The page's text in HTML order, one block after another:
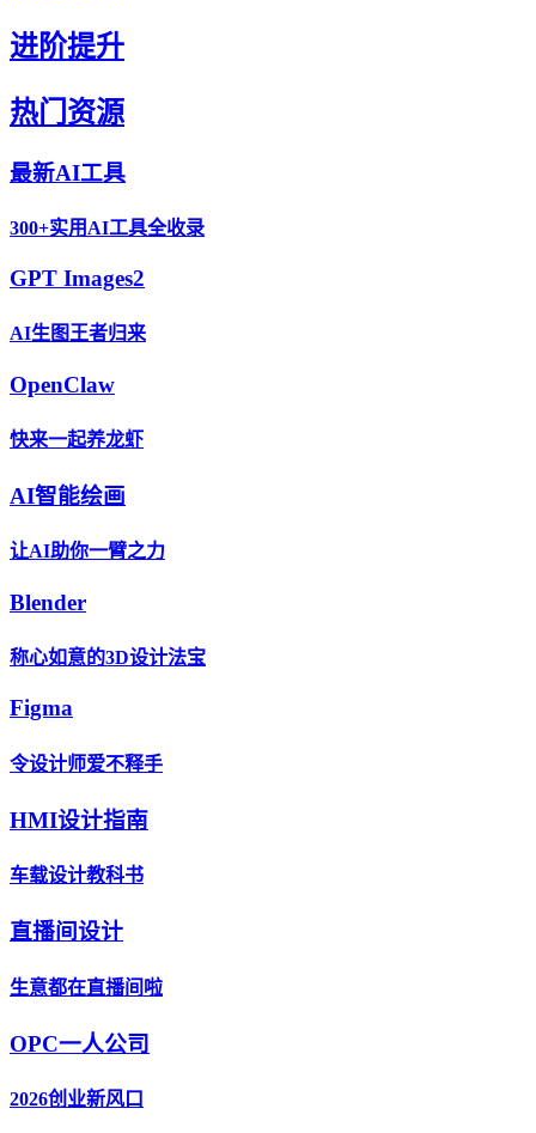
进阶提升
热门资源
最新AI工具
300+实用AI工具全收录
GPT Images2
AI生图王者归来
OpenClaw
快来一起养龙虾
AI智能绘画
让AI助你一臂之力
Blender
称心如意的3D设计法宝
Figma
令设计师爱不释手
HMI设计指南
车载设计教科书
直播间设计
生意都在直播间啦
OPC一人公司
2026创业新风口